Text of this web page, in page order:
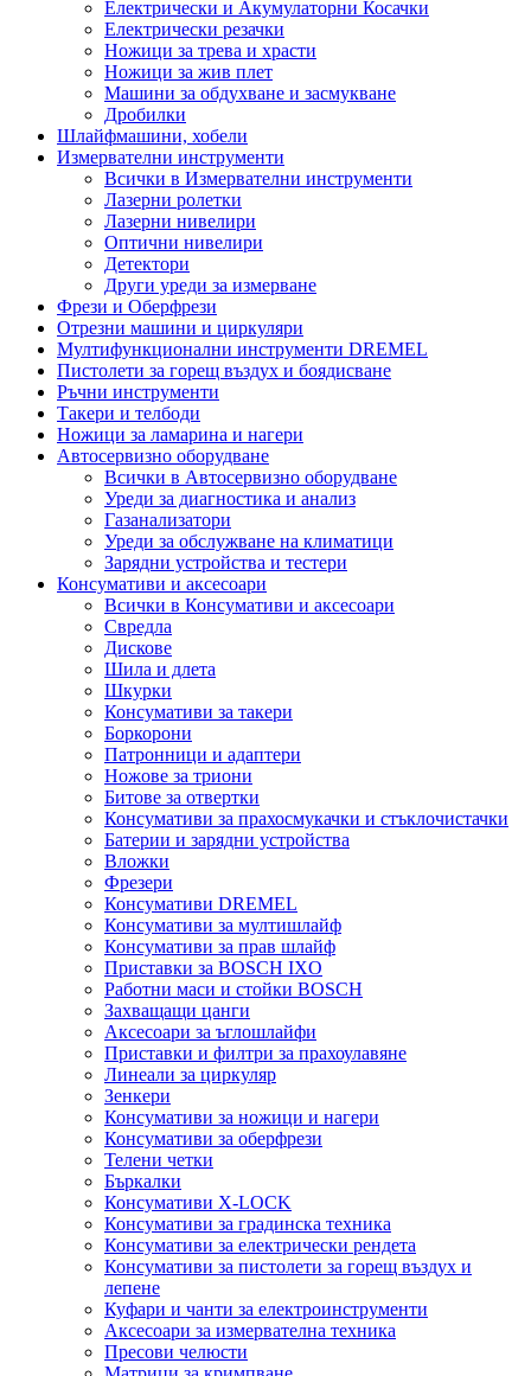
Електрически и Акумулаторни Косачки
Електрически резачки
Ножици за трева и храсти
Ножици за жив плет
Машини за обдухване и засмукване
Дробилки
Шлайфмашини, хобели
Измервателни инструменти
Всички в Измервателни инструменти
Лазерни ролетки
Лазерни нивелири
Оптични нивелири
Детектори
Други уреди за измерване
Фрези и Оберфрези
Отрезни машини и циркуляри
Мултифункционални инструменти DREMEL
Пистолети за горещ въздух и боядисване
Ръчни инструменти
Такери и телбоди
Ножици за ламарина и нагери
Автосервизно оборудване
Всички в Автосервизно оборудване
Уреди за диагностика и анализ
Газанализатори
Уреди за обслужване на климатици
Зарядни устройства и тестери
Консумативи и аксесоари
Всички в Консумативи и аксесоари
Свредла
Дискове
Шила и длета
Шкурки
Консумативи за такери
Боркорони
Патронници и адаптери
Ножове за триони
Битове за отвертки
Консумативи за прахосмукачки и стъклочистачки
Батерии и зарядни устройства
Вложки
Фрезери
Консумативи DREMEL
Консумативи за мултишлайф
Консумативи за прав шлайф
Приставки за BOSCH IXO
Работни маси и стойки BOSCH
Захващащи цанги
Аксесоари за ъглошлайфи
Приставки и филтри за прахоулавяне
Линеали за циркуляр
Зенкери
Консумативи за ножици и нагери
Консумативи за оберфрези
Телени четки
Бъркалки
Консумативи X-LOCK
Консумативи за градинска техника
Консумативи за електрически рендета
Консумативи за пистолети за горещ въздух и
лепене
Куфари и чанти за електроинструменти
Аксесоари за измервателна техника
Пресови челюсти